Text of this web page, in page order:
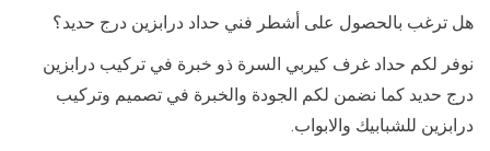
هل ترغب بالحصول على أشطر فني حداد درابزين درج حديد؟
نوفر لكم حداد غرف كيربي السرة ذو خبرة في تركيب درابزين
درج حديد كما نضمن لكم الجودة والخبرة في تصميم وتركيب
درابزين للشبابيك والابواب.